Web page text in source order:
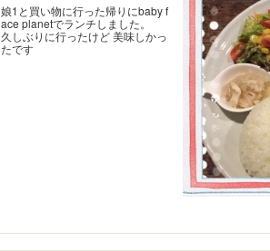
娘1と買い物に行った帰りにbaby f
ace planetでランチしました。
久しぶりに行ったけど 美味しかっ
たです